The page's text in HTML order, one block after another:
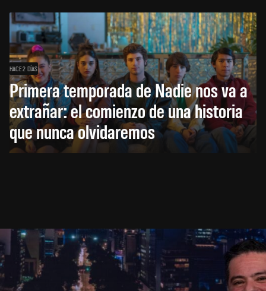
HACE 2 DÍAS
Primera temporada de Nadie nos va a
extrañar: el comienzo de una historia
que nunca olvidaremos